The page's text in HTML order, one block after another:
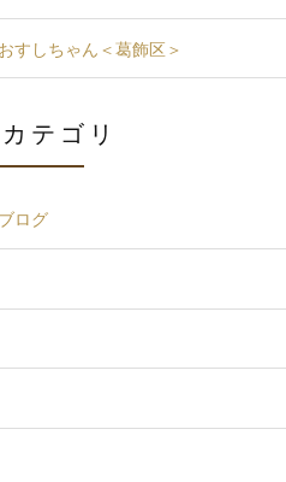
すしちゃん＜葛飾区＞
テゴリ
ログ